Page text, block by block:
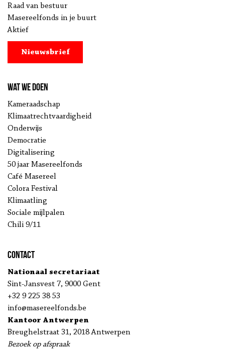
Raad van bestuur
Masereelfonds in je buurt
Aktief
Nieuwsbrief
Wat we doen
Kameraadschap
Klimaatrechtvaardigheid
Onderwijs
Democratie
Digitalisering
50 jaar Masereelfonds
Café Masereel
Colora Festival
Klimaatling
Sociale mijlpalen
Chili 9/11
Contact
Nationaal secretariaat
Sint-Jansvest 7, 9000 Gent
+32 9 225 38 53
info@masereelfonds.be
Kantoor Antwerpen
Breughelstraat 31, 2018 Antwerpen
Bezoek op afspraak